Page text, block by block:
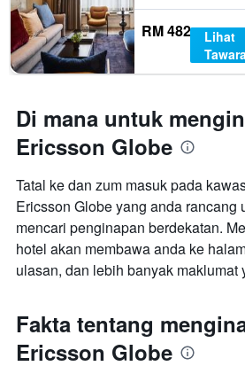
RM 482
Lihat
Di mana untuk
Ericsson Globe
Tatal ke dan zum masuk pada
Ericsson Globe yang anda rancang
mencari penginapan berdekatan.
hotel akan membawa anda ke
ulasan, dan lebih banyak maklumat
Fakta tentang
Ericsson Globe